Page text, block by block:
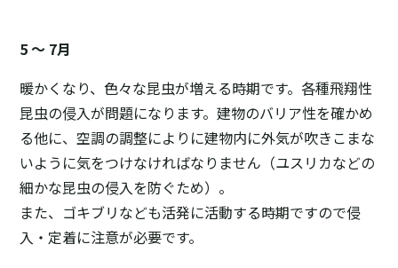
5 ～ 7月
暖かくなり、色々な昆虫が増える時期です。各種飛翔性
昆虫の侵入が問題になります。建物のバリア性を確かめ
る他に、空調の調整によりに建物内に外気が吹きこまな
いように気をつけなければなりません（ユスリカなどの
細かな昆虫の侵入を防ぐため）。
また、ゴキブリなども活発に活動する時期ですので侵
入・定着に注意が必要です。